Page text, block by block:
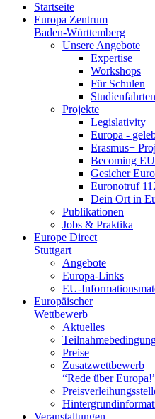
Startseite
Europa Zentrum
Baden-Württemberg
Unsere Angebote
Expertise
Workshops
Für Schulen
Studienfahrten
Projekte
Legislativity
Europa -
Erasmus+
Becoming
Gesicher
Euronotruf
Dein Ort in
Publikationen
Jobs & Praktika
Europe Direct
Stuttgart
Angebote
Europa-Links
EU-
Europäischer
Wettbewerb
Aktuelles
Preise
Zusatzwettbewerb
“Rede über
Veranstaltungen